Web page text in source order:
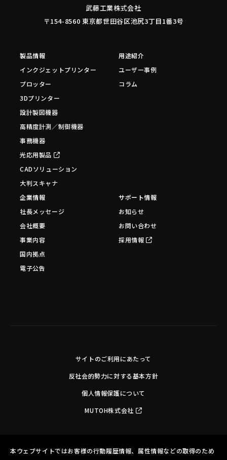
武藤工業株式会社
〒154-8560 東京都世田谷区池尻3丁目1番3号
製品情報
インクジェットプリンター
プロッター
3Dプリンター
設計製図機器
高精度計測／制御機器
事務機器
光応用製品
CADソリューション
大判スキャナ
用途紹介
ユーザー事例
コラム
企業情報
社長メッセージ
会社概要
事業内容
国内拠点
電子公告
サポート情報
お知らせ
お問い合わせ
採用情報
サイトのご利用にあたって
反社会的勢力に対する基本方針
個人情報保護について
MUTOH株式会社
Copyright©MUTOH INDUSTRIES LTD. All Rights Reserved.
本ウェブサイトではお客様の行動履歴情報、属性情報などの取得のため